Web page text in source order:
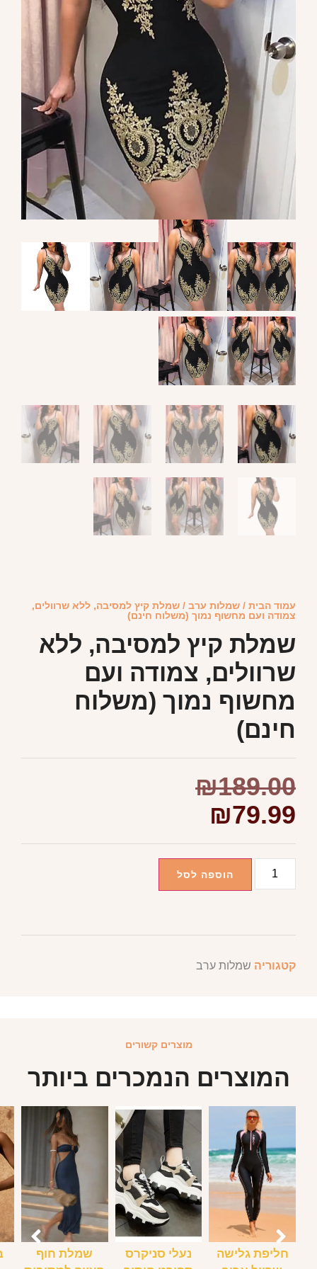
עמוד הבית / שמלות ערב / שמלת קיץ למסיבה, ללא שרוולים,
צמודה ועם מחשוף נמוך (משלוח חינם)
שמלת קיץ למסיבה, ללא
שרוולים, צמודה ועם
מחשוף נמוך (משלוח
חינם)
₪189.00
₪79.99
הוספה לסל
קטגוריה שמלות ערב
מוצרים קשורים
המוצרים הנמכרים ביותר
חליפת גלישה
נעלי סניקרס
שמלת חוף